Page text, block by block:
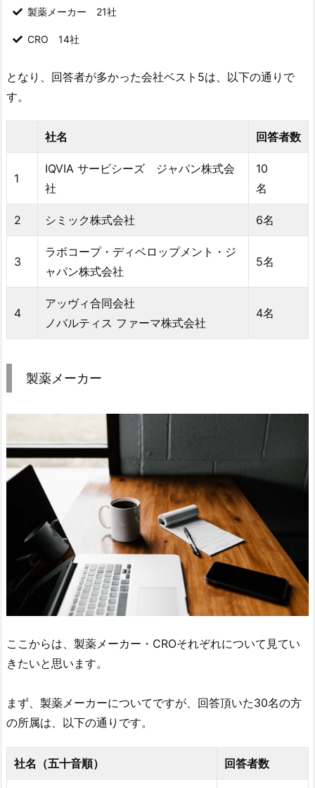
製薬メーカー 21社
CRO 14社
となり、回答者が多かった会社ベスト5は、以下の通りで
す。
社名 回答者数
1
IQVIA サービシーズ ジャパン株式会
社
10
名
2 シミック株式会社 6名
3
ラボコープ・ディベロップメント・ジ
ャパン株式会社
5名
4
アッヴィ合同会社
ノバルティス ファーマ株式会社
4名
製薬メーカー
ここからは、製薬メーカー・CROそれぞれについて見てい
きたいと思います。
まず、製薬メーカーについてですが、回答頂いた30名の方
の所属は、以下の通りです。
社名（五十音順） 回答者数